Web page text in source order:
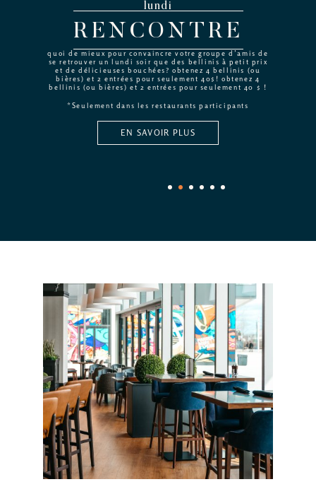
lundi
RENCONTRE
quoi de mieux pour convaincre votre groupe d’amis de
se retrouver un lundi soir que des bellinis à petit prix
et de délicieuses bouchées? obtenez 4 bellinis (ou
bières) et 2 entrées pour seulement 40$! obtenez 4
bellinis (ou bières) et 2 entrées pour seulement 40 $ !
*Seulement dans les restaurants participants
EN SAVOIR PLUS
4 5 6